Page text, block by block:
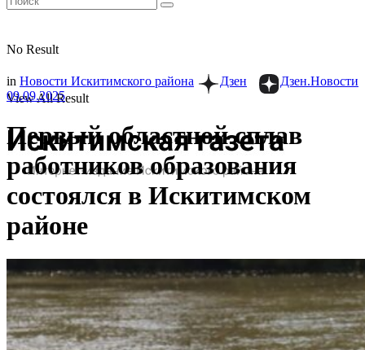
No Result
View All Result
Дзен.Новости
Дзен
in Новости Искитимского района
09.09.2025
Первый областной сплав
работников образования
состоялся в Искитимском
районе